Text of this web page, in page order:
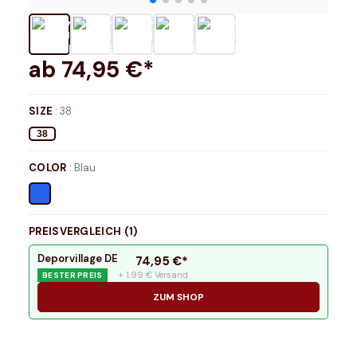
ab 74,95 €*
SIZE :38
38
COLOR : Blau
PREISVERGLEICH (1)
Deporvillage DE
BESTER PREIS
74,95 €*
+ 1,99 € Versand
ZUM SHOP